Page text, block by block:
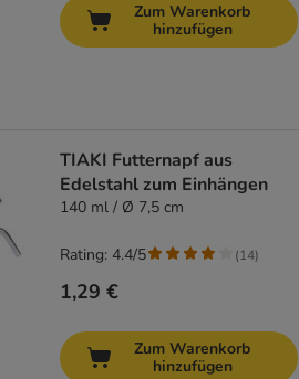
Zum Warenkorb
hinzufügen
TIAKI Futternapf aus
Edelstahl zum Einhängen
140 ml / Ø 7,5 cm
1,29 €
Rating: 4.4/5 (14)
Zum Warenkorb
hinzufügen